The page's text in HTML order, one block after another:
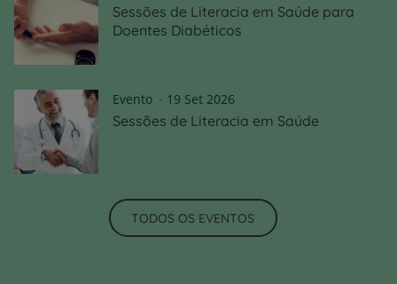
Sessões de Literacia em Saúde para
Doentes Diabéticos
Evento 19 Set 2026
Sessões de Literacia em Saúde
TODOS OS EVENTOS